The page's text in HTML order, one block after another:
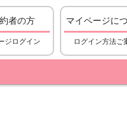
者の方
ジログイン
マイページに
ログイン方法ご